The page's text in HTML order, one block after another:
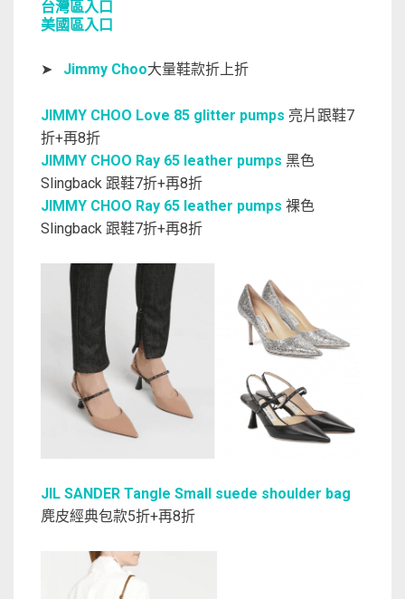
台灣區入口
美國區入口
➤ Jimmy Choo大量鞋款折上折
JIMMY CHOO Love 85 glitter pumps 亮片跟鞋7
折+再8折
JIMMY CHOO Ray 65 leather pumps 黑色
Slingback 跟鞋7折+再8折
JIMMY CHOO Ray 65 leather pumps 裸色
Slingback 跟鞋7折+再8折
JIL SANDER Tangle Small suede shoulder bag
麂皮經典包款5折+再8折